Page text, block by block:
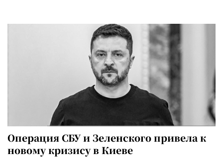
Операция СБУ и Зеленского привела к
новому кризису в Киеве